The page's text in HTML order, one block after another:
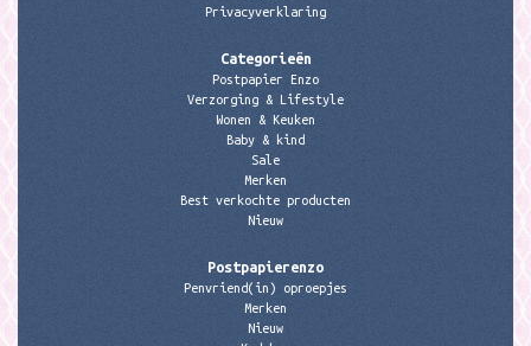
Privacyverklaring
Categorieën
Postpapier Enzo
Verzorging & Lifestyle
Wonen & Keuken
Baby & kind
Sale
Merken
Best verkochte producten
Nieuw
Postpapierenzo
Penvriend(in) oproepjes
Merken
Nieuw